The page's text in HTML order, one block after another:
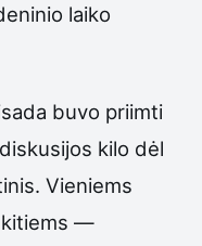
laiko
buvo priimti
kilo dėl
Vieniems
kitiems —